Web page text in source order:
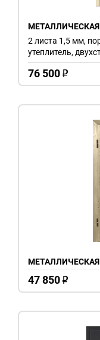
МЕТАЛЛИЧЕСКАЯ
76 500 o
2 листа 1,5 мм,
утеплитель,
МЕТАЛЛИЧЕСКАЯ
47 850 o